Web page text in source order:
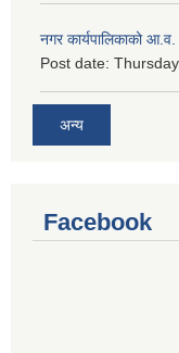
नगर कार्यपालिकाको
Post date:
अन्य
Facebook